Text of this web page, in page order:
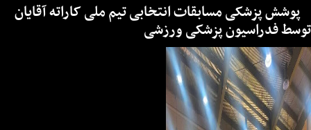
پوشش پزشکی مسابقات انتخابی تیم ملی کاراته آقایان
توسط فدراسیون پزشکی ورزشی